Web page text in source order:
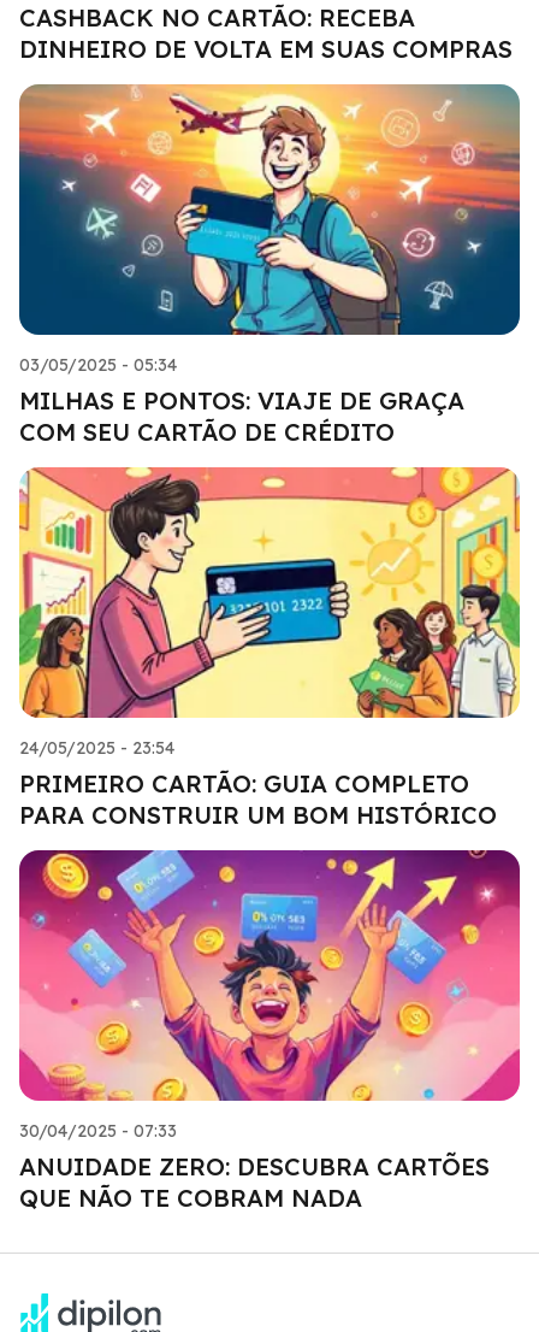
CASHBACK NO CARTÃO: RECEBA
DINHEIRO DE VOLTA EM SUAS COMPRAS
03/05/2025 - 05:34
MILHAS E PONTOS: VIAJE DE GRAÇA
COM SEU CARTÃO DE CRÉDITO
24/05/2025 - 23:54
PRIMEIRO CARTÃO: GUIA COMPLETO
PARA CONSTRUIR UM BOM HISTÓRICO
30/04/2025 - 07:33
ANUIDADE ZERO: DESCUBRA CARTÕES
QUE NÃO TE COBRAM NADA